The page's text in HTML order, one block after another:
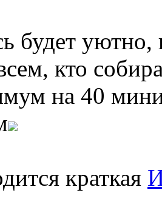
будет
кто
на 40
краткая